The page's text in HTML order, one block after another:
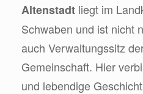
Altenstadt liegt im
Schwaben und ist nicht
auch Verwaltungssitz
Gemeinschaft. Hier
und lebendige